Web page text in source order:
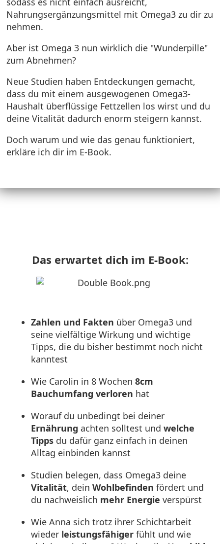
Nahrungsergänzungsmittel mit Omega3 zu dir zu
nehmen.
Aber ist Omega 3 nun wirklich die "Wunderpille"
zum Abnehmen?
Neue Studien haben Entdeckungen gemacht,
dass du mit einem ausgewogenen Omega3-
Haushalt überflüssige Fettzellen los wirst und du
deine Vitalität dadurch enorm steigern kannst.
Doch warum und wie das genau funktioniert,
erkläre ich dir im E-Book.
Das erwartet dich im E-Book:
Zahlen und Fakten über Omega3 und
seine vielfältige Wirkung und wichtige
Tipps, die du bisher bestimmt noch nicht
kanntest
Wie Carolin in 8 Wochen 8cm
Bauchumfang verloren hat
Worauf du unbedingt bei deiner
Ernährung achten solltest und welche
Tipps du dafür ganz einfach in deinen
Alltag einbinden kannst
Studien belegen, dass Omega3 deine
Vitalität, dein Wohlbefinden fördert und
du nachweislich mehr Energie verspürst
Wie Anna sich trotz ihrer Schichtarbeit
wieder leistungsfähiger fühlt und wie